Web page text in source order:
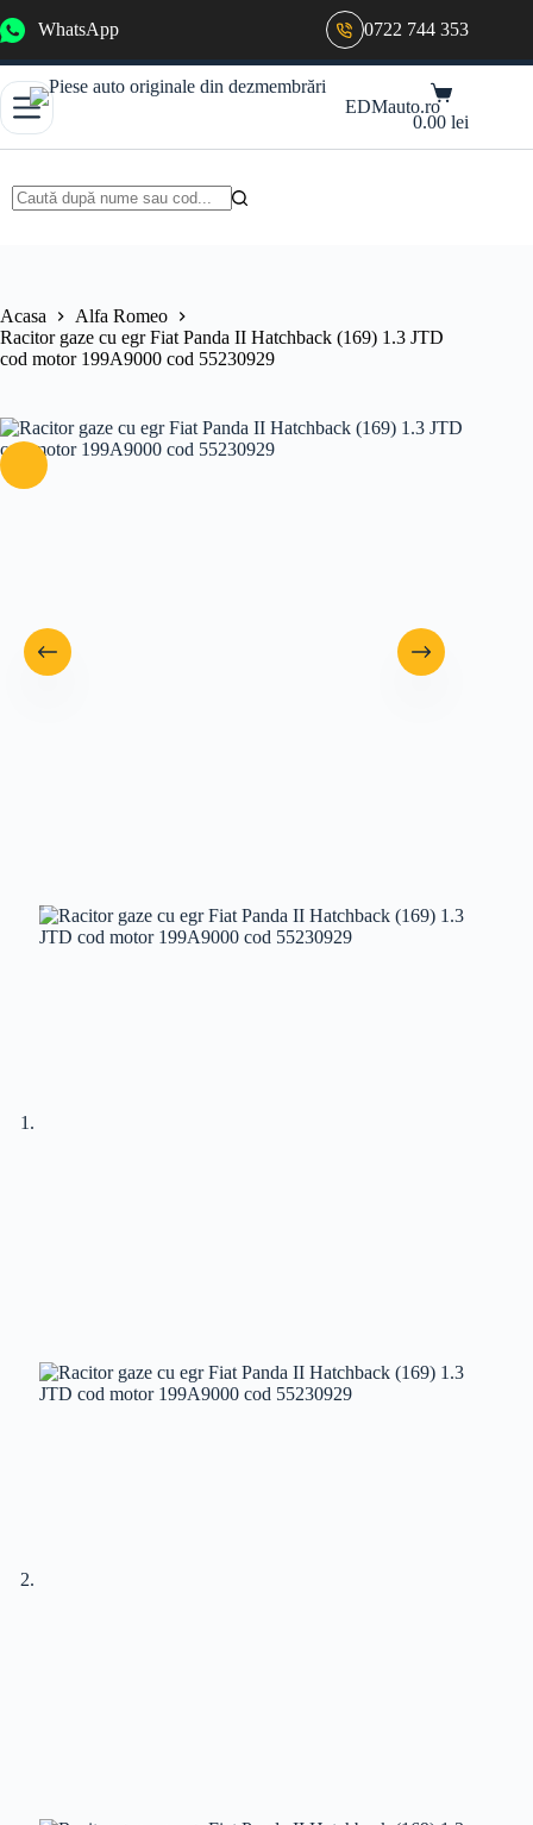
la
WhatsApp 0722 744 353
EDMauto.ro
Coș
de
cumpărături
0.00lei
Acasa
Alfa Romeo
Racitor gaze cu egr Fiat Panda II Hatchback (169) 1.3 JTD
cod motor 199A9000 cod 55230929